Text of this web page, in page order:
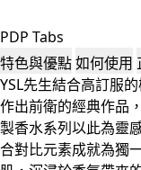
PDP Tabs
特色與優點如何使用
YSL先生結合高訂服
作出前衛的經典作品
製香水系列以此為靈
合對比元素成就為獨